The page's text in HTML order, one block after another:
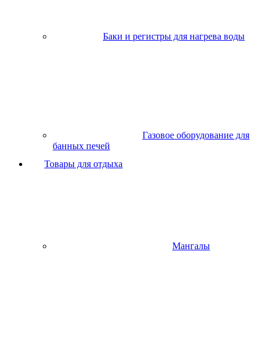
Баки и регистры для нагрева воды
Газовое оборудование для
банных печей
Товары для отдыха
Мангалы